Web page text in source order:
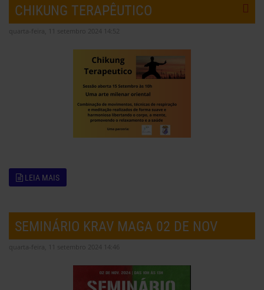
CHIKUNG TERAPÊUTICO
quarta-feira, 11 setembro 2024 14:52
LEIA MAIS
SEMINÁRIO KRAV MAGA 02 DE NOV
quarta-feira, 11 setembro 2024 14:46